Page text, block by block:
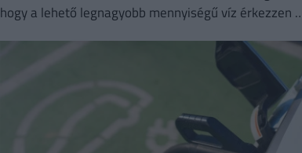
hogy a lehető legnagyobb mennyiségű víz érkezzen a